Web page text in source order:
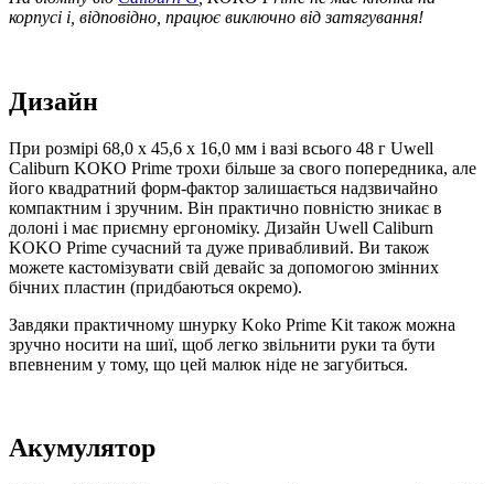
корпусі і, відповідно, працює виключно від затягування!
Дизайн
При розмірі 68,0 x 45,6 x 16,0 мм і вазі всього 48 г Uwell
Caliburn KOKO Prime трохи більше за свого попередника, але
його квадратний форм-фактор залишається надзвичайно
компактним і зручним. Він практично повністю зникає в
долоні і має приємну ергономіку. Дизайн Uwell Caliburn
KOKO Prime сучасний та дуже привабливий. Ви також
можете кастомізувати свій девайс за допомогою змінних
бічних пластин (придбаються окремо).
Завдяки практичному шнурку Koko Prime Kit також можна
зручно носити на шиї, щоб легко звільнити руки та бути
впевненим у тому, що цей малюк ніде не загубиться.
Акумулятор